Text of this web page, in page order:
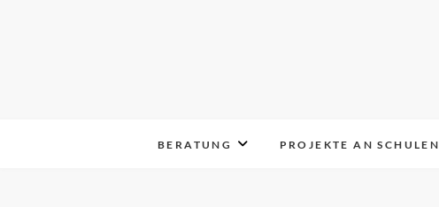
BERATUNG PROJEKTE AN SCHULEN